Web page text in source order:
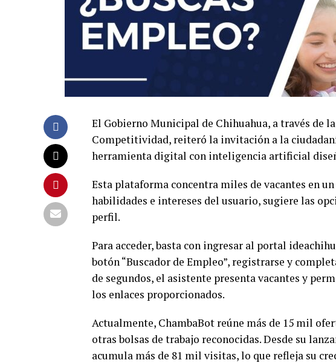
El Gobierno Municipal de Chihuahua, a través de
Competitividad, reiteró la invitación a la
herramienta digital con inteligencia artificial
Esta plataforma concentra miles de vacantes en
habilidades e intereses del usuario, sugiere las
perfil.
Para acceder, basta con ingresar al portal
botón “Buscador de Empleo”, registrarse y
de segundos, el asistente presenta vacantes y
los enlaces proporcionados.
Actualmente, ChambaBot reúne más de 15 mil
otras bolsas de trabajo reconocidas. Desde su
acumula más de 81 mil visitas, lo que refleja su